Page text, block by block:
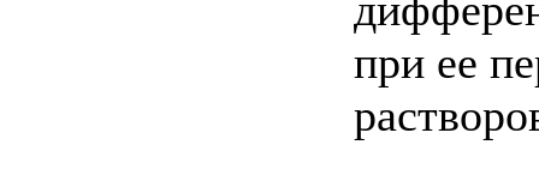
при ее